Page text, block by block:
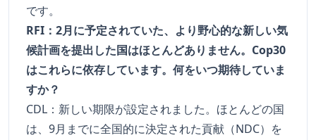
です。
RFI：2月に予定されていた、より野心的な新しい気
候計画を提出した国はほとんどありません。Cop30
はこれらに依存しています。何をいつ期待していま
すか？
CDL：新しい期限が設定されました。ほとんどの国
は、9月までに全国的に決定された貢献（NDC）を